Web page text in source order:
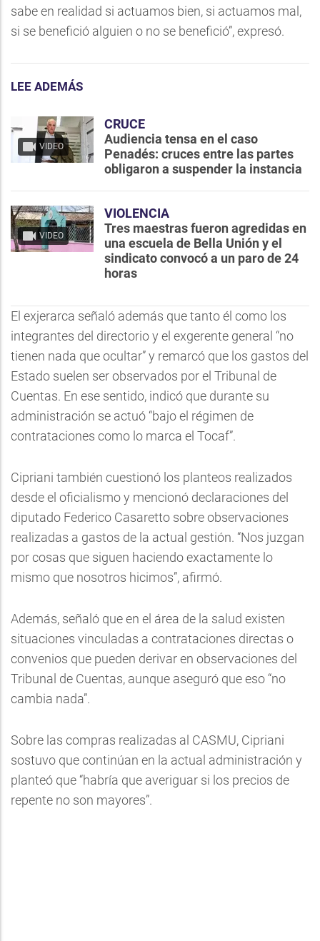
sabe en realidad si actuamos bien, si actuamos mal,
si se benefició alguien o no se benefició”, expresó.
LEE ADEMÁS
VIDEO
CRUCE
Audiencia tensa en el caso
Penadés: cruces entre las partes
obligaron a suspender la instancia
VIDEO
VIOLENCIA
Tres maestras fueron agredidas en
una escuela de Bella Unión y el
sindicato convocó a un paro de 24
horas
El exjerarca señaló además que tanto él como los
integrantes del directorio y el exgerente general “no
tienen nada que ocultar” y remarcó que los gastos del
Estado suelen ser observados por el Tribunal de
Cuentas. En ese sentido, indicó que durante su
administración se actuó “bajo el régimen de
contrataciones como lo marca el Tocaf”.
Cipriani también cuestionó los planteos realizados
desde el oficialismo y mencionó declaraciones del
diputado Federico Casaretto sobre observaciones
realizadas a gastos de la actual gestión. “Nos juzgan
por cosas que siguen haciendo exactamente lo
mismo que nosotros hicimos”, afirmó.
Además, señaló que en el área de la salud existen
situaciones vinculadas a contrataciones directas o
convenios que pueden derivar en observaciones del
Tribunal de Cuentas, aunque aseguró que eso “no
cambia nada”.
Sobre las compras realizadas al CASMU, Cipriani
sostuvo que continúan en la actual administración y
planteó que “habría que averiguar si los precios de
repente no son mayores”.